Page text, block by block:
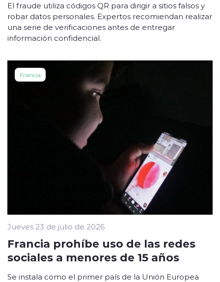
El fraude utiliza códigos QR para dirigir a sitios falsos y
robar datos personales. Expertos recomiendan realizar
una serie de verificaciones antes de entregar
información confidencial.
Francia
Jueves 23 de julio de 2026
Francia prohíbe uso de las redes
sociales a menores de 15 años
Se instala como el primer país de la Unión Europea